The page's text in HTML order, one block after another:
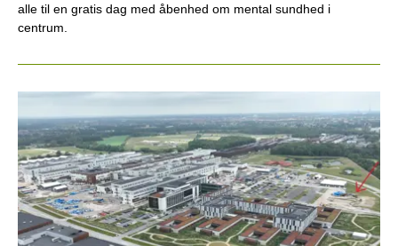
alle til en gratis dag med åbenhed om mental sundhed i
centrum.